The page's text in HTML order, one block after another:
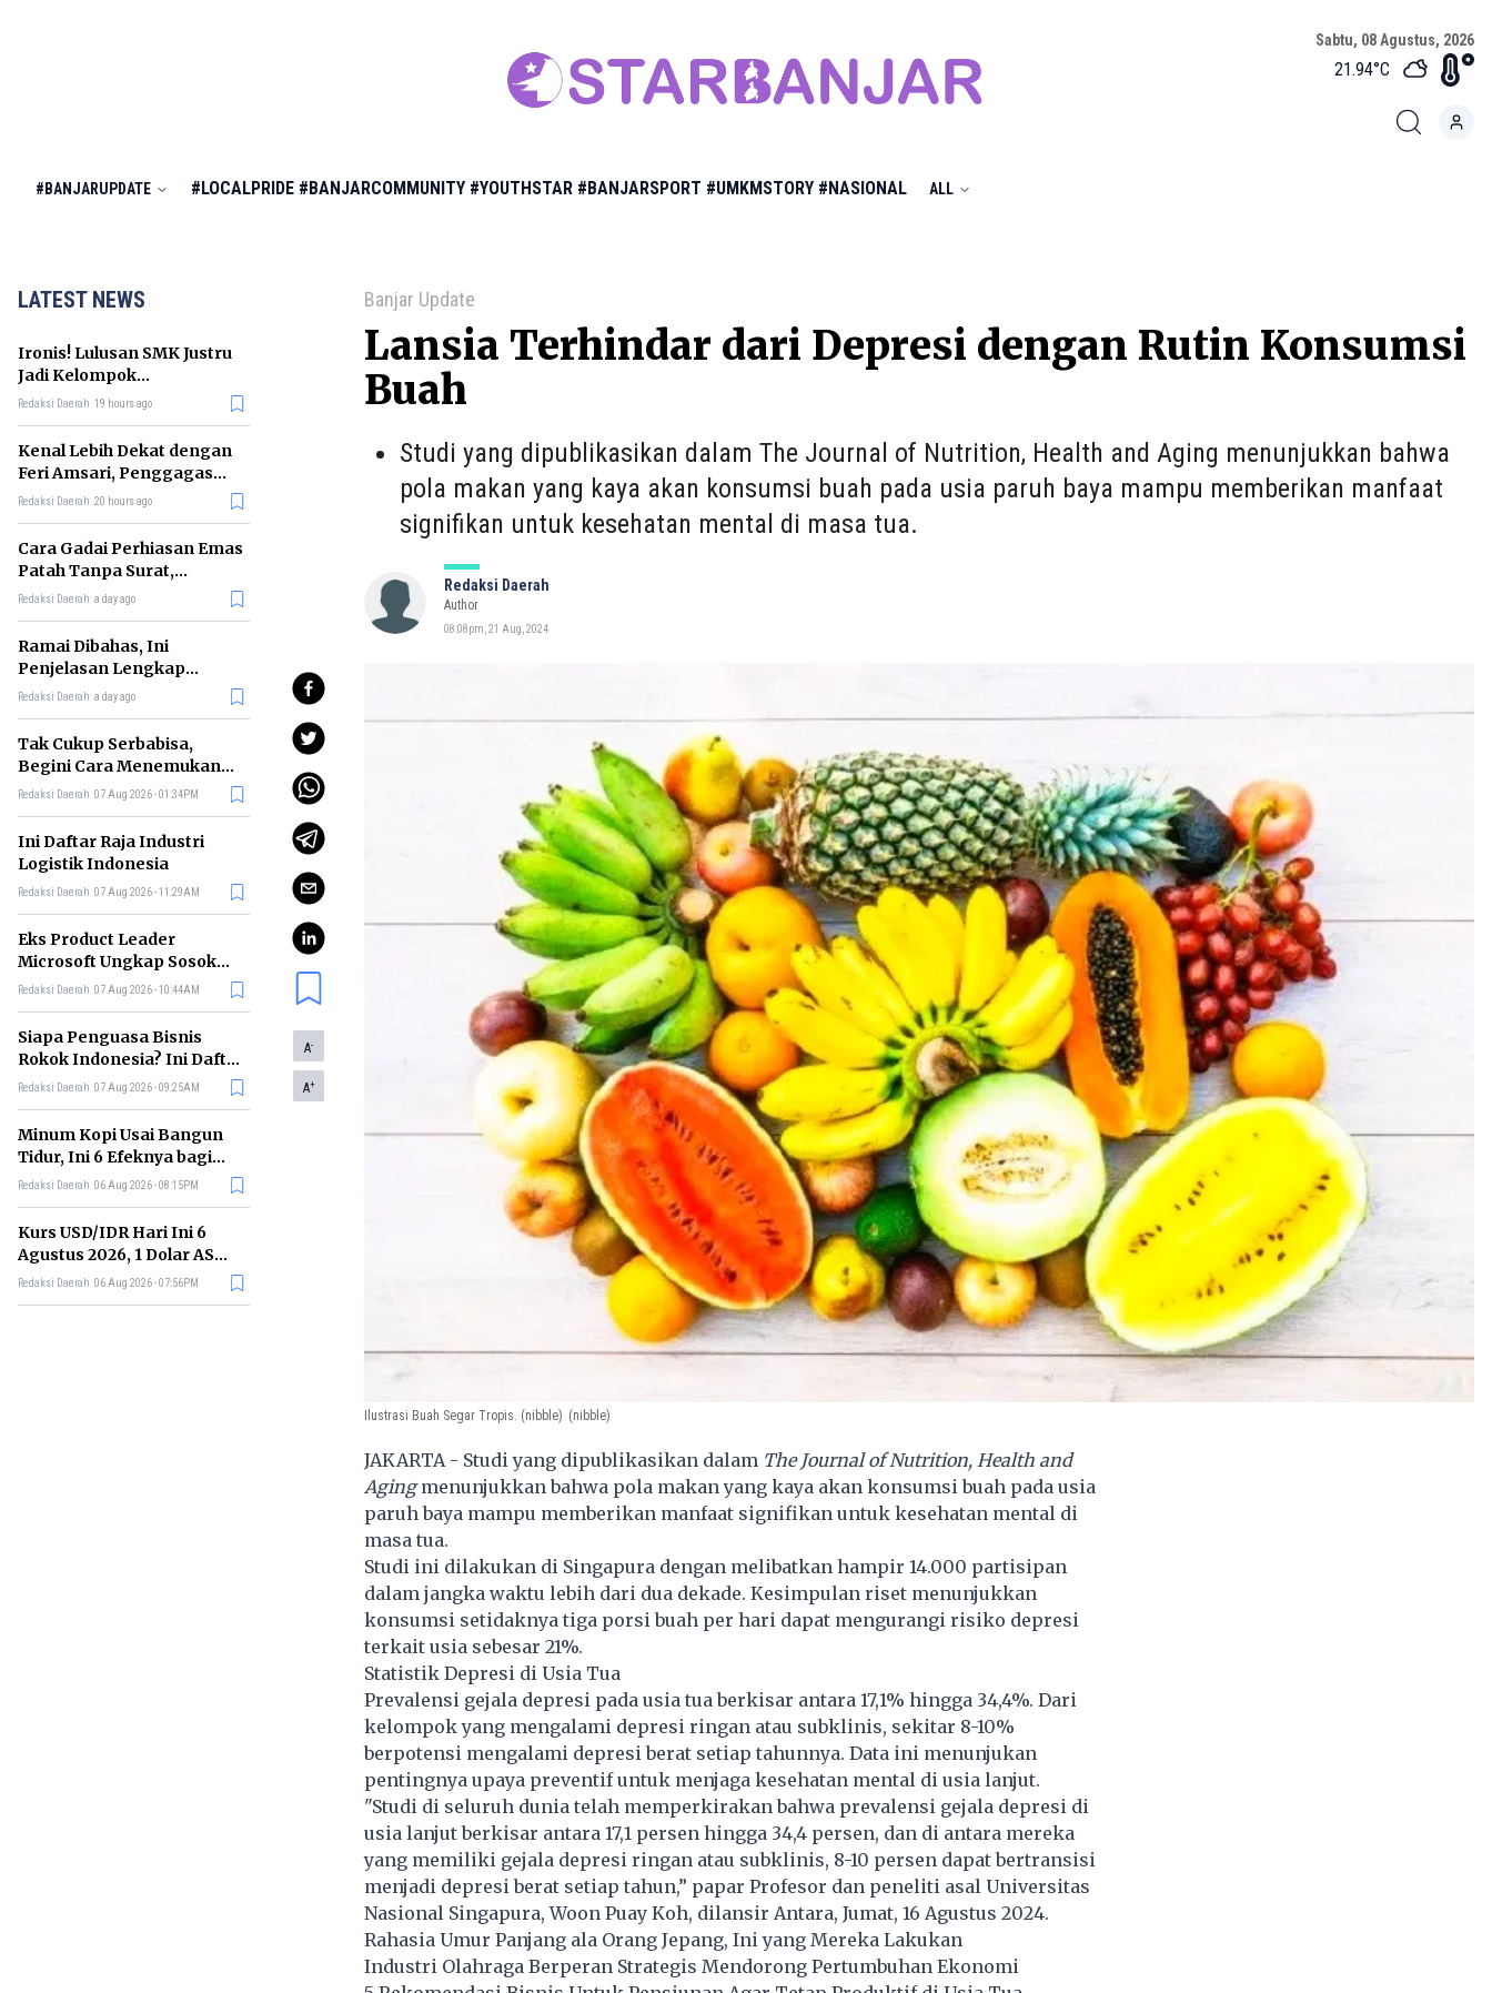
Sabtu, 08 Agustus, 2026
21.94°C
#BANJARUPDATE #LOCALPRIDE #BANJARCOMMUNITY #YOUTHSTAR #BANJARSPORT #UMKMSTORY #NASIONAL ALL
LATEST NEWS
Ironis! Lulusan SMK Justru
Jadi Kelompok
Pengangguran Terbanyak
Redaksi Daerah 19 hours ago
Kenal Lebih Dekat dengan
Feri Amsari, Penggagas
Kabinet Bayangan
Redaksi Daerah 20 hours ago
Cara Gadai Perhiasan Emas
Patah Tanpa Surat,
Ternyata Tetap Bisa!
Redaksi Daerah a day ago
Ramai Dibahas, Ini
Penjelasan Lengkap
tentang Konsep Kabinet
Redaksi Daerah a day ago
Tak Cukup Serbabisa,
Begini Cara Menemukan
'Spike' agar CV Dilirik HR
Redaksi Daerah 07 Aug 2026 - 01:34PM
Ini Daftar Raja Industri
Logistik Indonesia
Redaksi Daerah 07 Aug 2026 - 11:29AM
Eks Product Leader
Microsoft Ungkap Sosok
yang Paling Cocok
Redaksi Daerah 07 Aug 2026 - 10:44AM
Siapa Penguasa Bisnis
Rokok Indonesia? Ini Daftar
Perusahaan Terbesarnya
Redaksi Daerah 07 Aug 2026 - 09:25AM
Minum Kopi Usai Bangun
Tidur, Ini 6 Efeknya bagi
Kesehatan Tubuh
Redaksi Daerah 06 Aug 2026 - 08:15PM
Kurs USD/IDR Hari Ini 6
Agustus 2026, 1 Dolar AS
Kini Berapa Rupiah?
Redaksi Daerah 06 Aug 2026 - 07:56PM
Banjar Update
Lansia Terhindar dari Depresi dengan Rutin Konsumsi
Buah
Studi yang dipublikasikan dalam The Journal of Nutrition, Health and Aging menunjukkan bahwa
pola makan yang kaya akan konsumsi buah pada usia paruh baya mampu memberikan manfaat
signifikan untuk kesehatan mental di masa tua.
Redaksi Daerah
Author
08:08pm, 21 Aug, 2024
A-
A+
Ilustrasi Buah Segar Tropis. (nibble) (nibble)
JAKARTA - Studi yang dipublikasikan dalam The Journal of Nutrition, Health and
Agingmenunjukkan bahwa pola makan yang kaya akan konsumsi buah pada usia
paruh baya mampu memberikan manfaat signifikan untuk kesehatan mental di
masa tua.
Studi ini dilakukan di Singapura dengan melibatkan hampir 14.000 partisipan
dalam jangka waktu lebih dari dua dekade. Kesimpulan riset menunjukkan
konsumsi setidaknya tiga porsi buah per hari dapat mengurangi risiko depresi
terkait usia sebesar 21%.
Statistik Depresi di Usia Tua
Prevalensi gejala depresi pada usia tua berkisar antara 17,1% hingga 34,4%. Dari
kelompok yang mengalami depresi ringan atau subklinis, sekitar 8-10%
berpotensi mengalami depresi berat setiap tahunnya. Data ini menunjukan
pentingnya upaya preventif untuk menjaga kesehatan mental di usia lanjut.
"Studi di seluruh dunia telah memperkirakan bahwa prevalensi gejala depresi di
usia lanjut berkisar antara 17,1 persen hingga 34,4 persen, dan di antara mereka
yang memiliki gejala depresi ringan atau subklinis, 8-10 persen dapat bertransisi
menjadi depresi berat setiap tahun,” papar Profesor dan peneliti asal Universitas
Nasional Singapura, Woon Puay Koh, dilansir Antara, Jumat, 16 Agustus 2024.
Rahasia Umur Panjang ala Orang Jepang, Ini yang Mereka Lakukan
Industri Olahraga Berperan Strategis Mendorong Pertumbuhan Ekonomi